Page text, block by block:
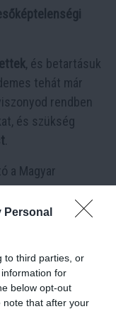
Personal
to third parties, or
for
below opt-out
note that after your
, és betartásuk
tehát már
rendben
és szükség
a Magyar